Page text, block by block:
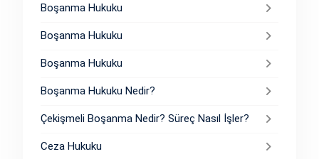
Boşanma Hukuku
Boşanma Hukuku
Boşanma Hukuku
Boşanma Hukuku Nedir?
Çekişmeli Boşanma Nedir? Süreç Nasıl İşler?
Ceza Hukuku